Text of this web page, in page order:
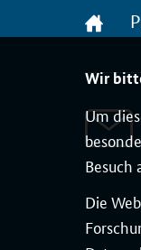
Wir
Um
Besuch
Die